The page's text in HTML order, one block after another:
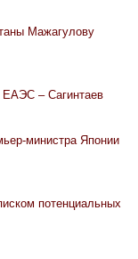
Мажагулову
ЕАЭС – Сагинтаев
министра Японии
потенциальных